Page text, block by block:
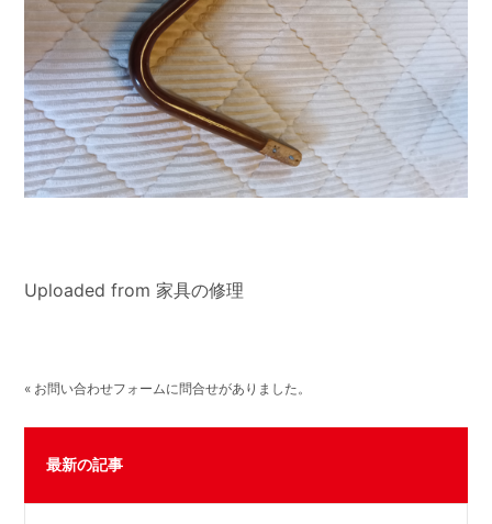
Uploaded from 家具の修理
« お問い合わせフォームに問合せがありました。
最新の記事